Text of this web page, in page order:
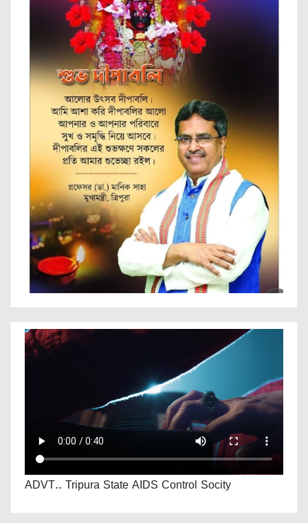
ADVT.. Tripura State AIDS Control Socity